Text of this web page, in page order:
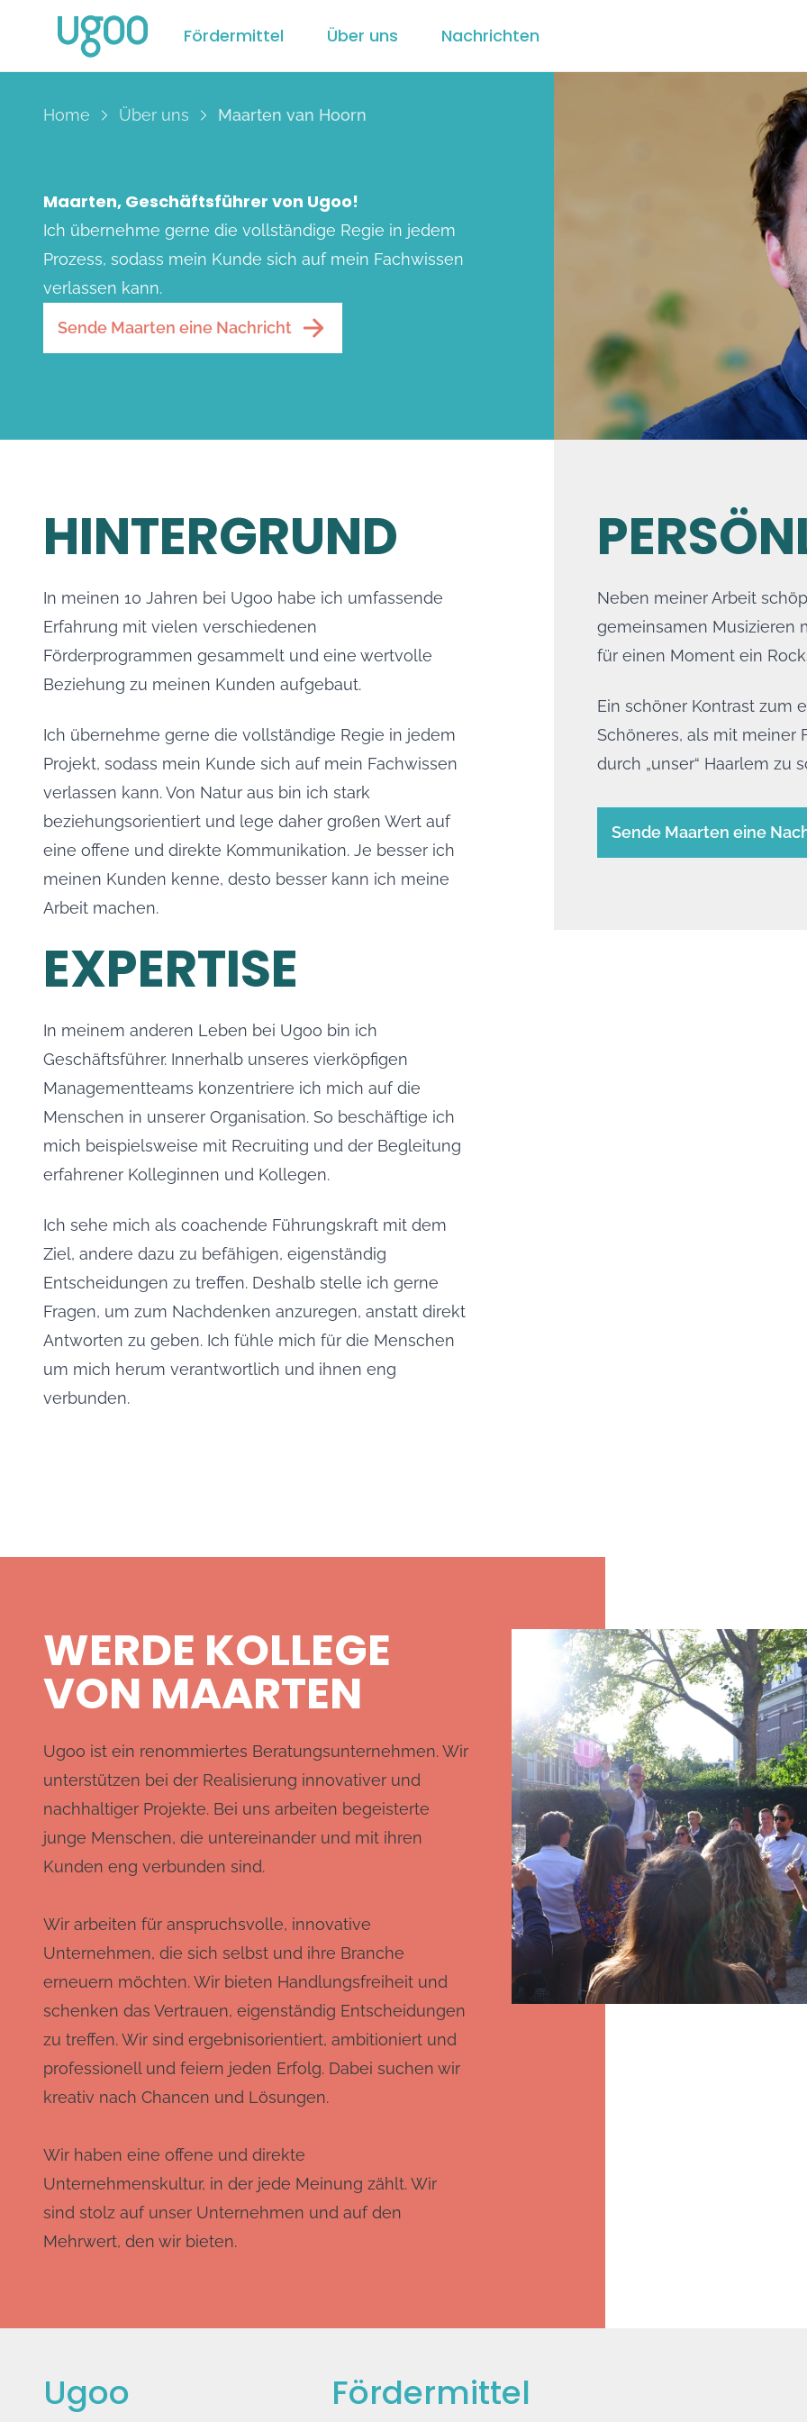
Fördermittel Über uns Nachrichten
Home Über uns Maarten van Hoorn
Maarten, Geschäftsführer von Ugoo!
Ich übernehme gerne die vollständige Regie in jedem
Prozess, sodass mein Kunde sich auf mein Fachwissen
verlassen kann.
Sende Maarten eine Nachricht
HINTERGRUND
In meinen 10 Jahren bei Ugoo habe ich umfassende
Erfahrung mit vielen verschiedenen
Förderprogrammen gesammelt und eine wertvolle
Beziehung zu meinen Kunden aufgebaut.
Ich übernehme gerne die vollständige Regie in jedem
Projekt, sodass mein Kunde sich auf mein Fachwissen
verlassen kann. Von Natur aus bin ich stark
beziehungsorientiert und lege daher großen Wert auf
eine offene und direkte Kommunikation. Je besser ich
meinen Kunden kenne, desto besser kann ich meine
Arbeit machen.
EXPERTISE
In meinem anderen Leben bei Ugoo bin ich
Geschäftsführer. Innerhalb unseres vierköpfigen
Managementteams konzentriere ich mich auf die
Menschen in unserer Organisation. So beschäftige ich
mich beispielsweise mit Recruiting und der Begleitung
erfahrener Kolleginnen und Kollegen.
Ich sehe mich als coachende Führungskraft mit dem
Ziel, andere dazu zu befähigen, eigenständig
Entscheidungen zu treffen. Deshalb stelle ich gerne
Fragen, um zum Nachdenken anzuregen, anstatt direkt
Antworten zu geben. Ich fühle mich für die Menschen
um mich herum verantwortlich und ihnen eng
verbunden.
Neben meiner Arbeit
gemeinsamen Musizieren
für einen Moment ein
Ein schöner Kontrast zum
Schöneres, als mit meiner
durch „unser“ Haarlem zu
Sende Maarten eine
WERDE KOLLEGE
VON MAARTEN
Ugoo ist ein renommiertes Beratungsunternehmen. Wir
unterstützen bei der Realisierung innovativer und
nachhaltiger Projekte. Bei uns arbeiten begeisterte
junge Menschen, die untereinander und mit ihren
Kunden eng verbunden sind.
Wir arbeiten für anspruchsvolle, innovative
Unternehmen, die sich selbst und ihre Branche
erneuern möchten. Wir bieten Handlungsfreiheit und
schenken das Vertrauen, eigenständig Entscheidungen
zu treffen. Wir sind ergebnisorientiert, ambitioniert und
professionell und feiern jeden Erfolg. Dabei suchen wir
kreativ nach Chancen und Lösungen.
Wir haben eine offene und direkte
Unternehmenskultur, in der jede Meinung zählt. Wir
sind stolz auf unser Unternehmen und auf den
Mehrwert, den wir bieten.
Ugoo Fördermittel